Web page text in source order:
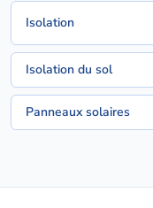
Isolation
Isolation du sol
Panneaux solaires